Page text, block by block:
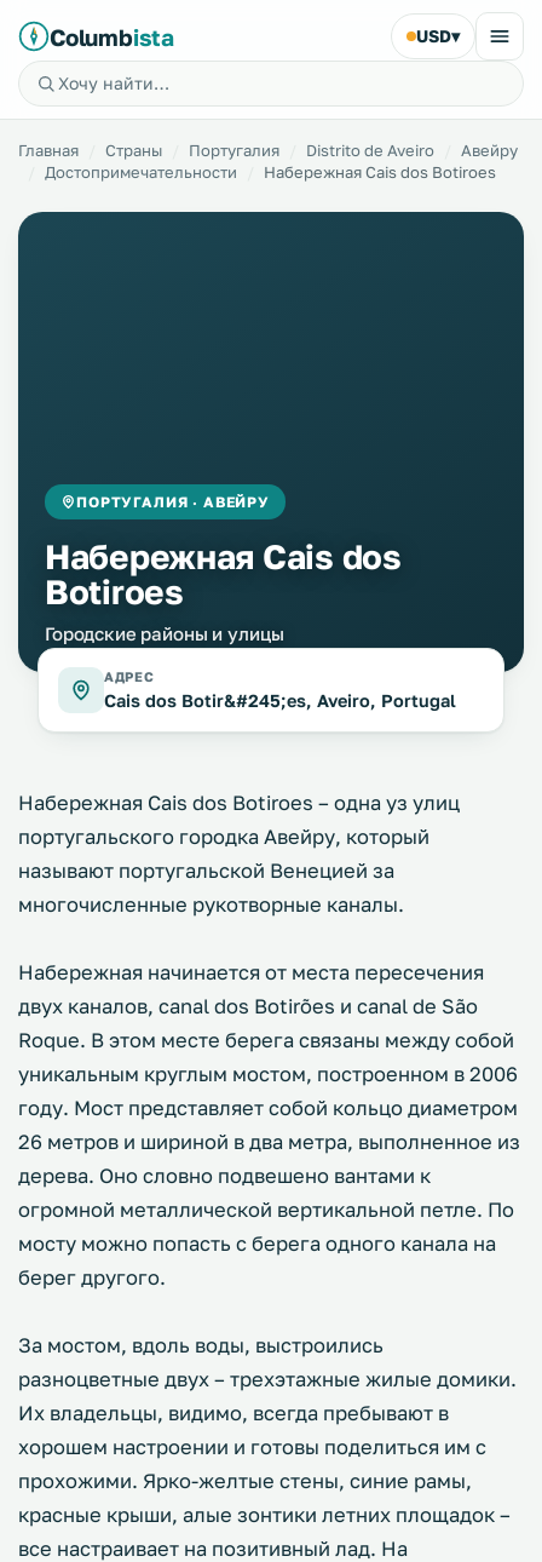
Columbista USD▾
Главная Страны Португалия Distrito de Aveiro
Авейру
Достопримечательности
Набережная Cais dos Botiroes
ПОРТУГАЛИЯ · АВЕЙРУ
Набережная Cais dos
Botiroes
Городские районы и улицы
АДРЕС
Cais dos Botir&#245;es, Aveiro, Portugal
Набережная Cais dos Botiroes – одна уз улиц
португальского городка Авейру, который
называют португальской Венецией за
многочисленные рукотворные каналы.
Набережная начинается от места пересечения
двух каналов, canal dos Botirões и сanal de São
Roque. В этом месте берега связаны между собой
уникальным круглым мостом, построенном в 2006
году. Мост представляет собой кольцо диаметром
26 метров и шириной в два метра, выполненное из
дерева. Оно словно подвешено вантами к
огромной металлической вертикальной петле. По
мосту можно попасть с берега одного канала на
берег другого.
За мостом, вдоль воды, выстроились
разноцветные двух – трехэтажные жилые домики.
Их владельцы, видимо, всегда пребывают в
хорошем настроении и готовы поделиться им с
прохожими. Ярко-желтые стены, синие рамы,
красные крыши, алые зонтики летних площадок –
все настраивает на позитивный лад. На